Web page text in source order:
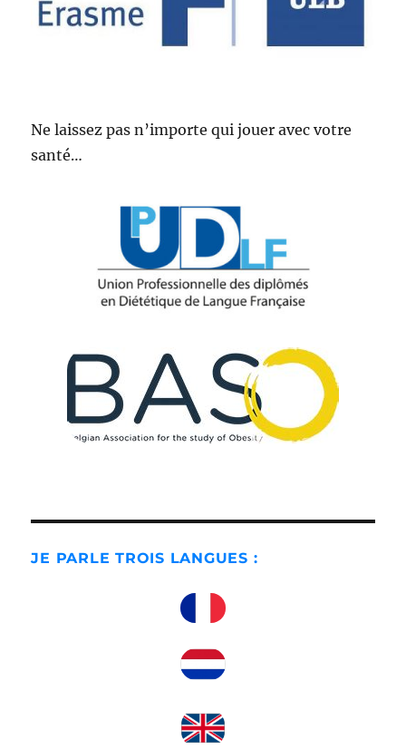
Ne laissez pas n’importe qui jouer avec votre
santé…
JE PARLE TROIS LANGUES :